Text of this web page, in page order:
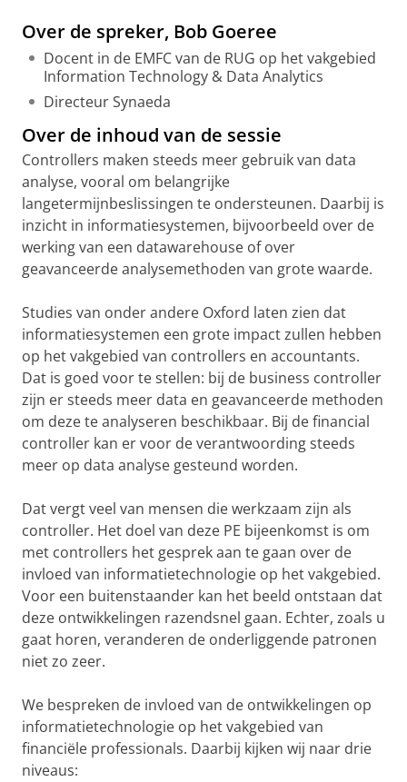
Over de spreker, Bob Goeree
Docent in de EMFC van de RUG op het vakgebied
Information Technology & Data Analytics
Directeur Synaeda
Over de inhoud van de sessie
Controllers maken steeds meer gebruik van data
analyse, vooral om belangrijke
langetermijnbeslissingen te ondersteunen. Daarbij is
inzicht in informatiesystemen, bijvoorbeeld over de
werking van een datawarehouse of over
geavanceerde analysemethoden van grote waarde.
Studies van onder andere Oxford laten zien dat
informatiesystemen een grote impact zullen hebben
op het vakgebied van controllers en accountants.
Dat is goed voor te stellen: bij de business controller
zijn er steeds meer data en geavanceerde methoden
om deze te analyseren beschikbaar. Bij de financial
controller kan er voor de verantwoording steeds
meer op data analyse gesteund worden.
Dat vergt veel van mensen die werkzaam zijn als
controller. Het doel van deze PE bijeenkomst is om
met controllers het gesprek aan te gaan over de
invloed van informatietechnologie op het vakgebied.
Voor een buitenstaander kan het beeld ontstaan dat
deze ontwikkelingen razendsnel gaan. Echter, zoals u
gaat horen, veranderen de onderliggende patronen
niet zo zeer.
We bespreken de invloed van de ontwikkelingen op
informatietechnologie op het vakgebied van
financiële professionals. Daarbij kijken wij naar drie
niveaus: